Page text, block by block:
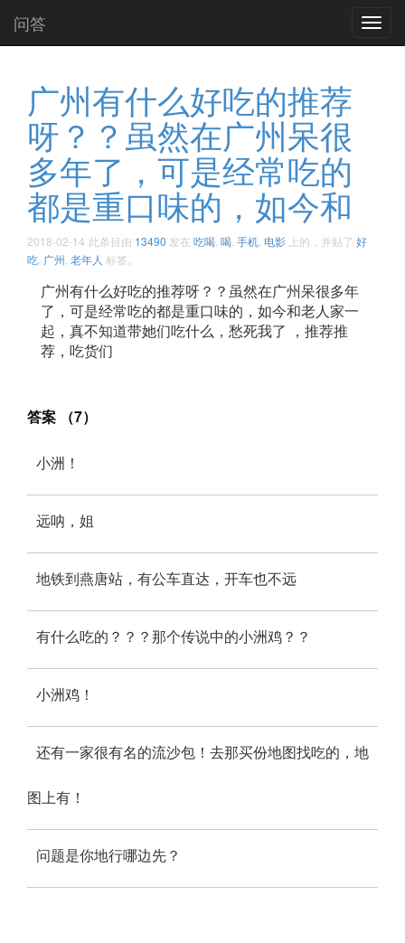
问答
广州有什么好吃的推荐
呀？？虽然在广州呆很
多年了，可是经常吃的
都是重口味的，如今和
2018-02-14 此条目由 13490 发在 吃喝 喝 手机 电影 上的，并贴了 好
吃 广州 老年人 标签。
广州有什么好吃的推荐呀？？虽然在广州呆很多年
了，可是经常吃的都是重口味的，如今和老人家一
起，真不知道带她们吃什么，愁死我了 ，推荐推
荐，吃货们 ​​​​
答案 （7）
小洲！
远呐，姐
地铁到燕唐站，有公车直达，开车也不远
有什么吃的？？？那个传说中的小洲鸡？？
小洲鸡！
还有一家很有名的流沙包！去那买份地图找吃的，地
图上有！
问题是你地行哪边先？